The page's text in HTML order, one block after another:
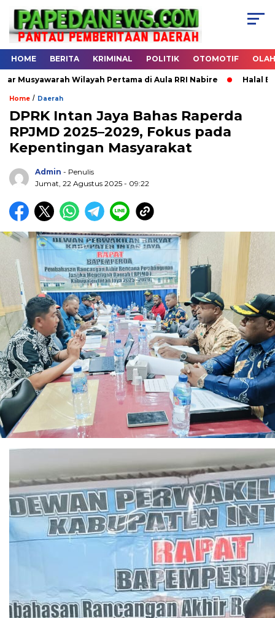
HOME BERITA KRIMINAL POLITIK OTOMOTIF
Wilayah Pertama di Aula RRI Nabire Halal Bihalal
Home / Daerah
DPRK Intan Jaya Bahas Raperda
RPJMD 2025–2029, Fokus pada
Kepentingan Masyarakat
Admin - Penulis
Jumat, 22 Agustus 2025 - 09:22
.